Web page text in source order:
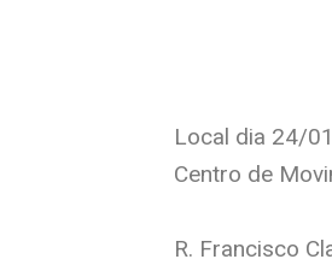
Local dia 24/
Centro de
R. Francisco